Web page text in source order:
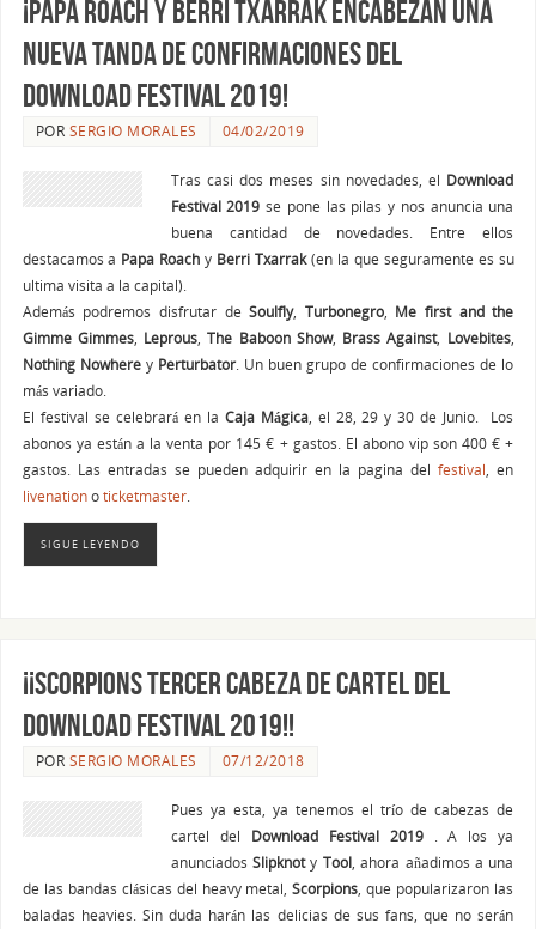
¡Papa Roach y Berri Txarrak encabezan una
nueva tanda de confirmaciones del
Download Festival 2019!
POR SERGIO MORALES 04/02/2019
Tras casi dos meses sin novedades, el Download
Festival 2019 se pone las pilas y nos anuncia una
buena cantidad de novedades. Entre ellos
destacamos a Papa Roach y Berri Txarrak(en la que seguramente es su
ultima visita a la capital).
Además podremos disfrutar deSoulfly, Turbonegro, Me first and the
Gimme Gimmes, Leprous ,The Baboon Show, Brass Against, Lovebites,
Nothing Nowherey Perturbator. Un buen grupo de confirmaciones de lo
más variado.
El festival se celebrará en la Caja Mágica, el 28, 29 y 30 de Junio. Los
abonos ya están a la venta por 145 € + gastos. El abono vip son 400 € +
gastos. Las entradas se pueden adquirir en la pagina delfestival , en
livenationoticketmaster.
SIGUE LEYENDO
¡¡Scorpions tercer cabeza de cartel del
Download Festival 2019!!
POR SERGIO MORALES 07/12/2018
Pues ya esta, ya tenemos el trío de cabezas de
cartel del Download Festival 2019. A los ya
anunciados Slipknoty Tool, ahora añadimos a una
de las bandas clásicas del heavy metal,Scorpions , que popularizaron las
baladas heavies. Sin duda harán las delicias de sus fans, que no serán